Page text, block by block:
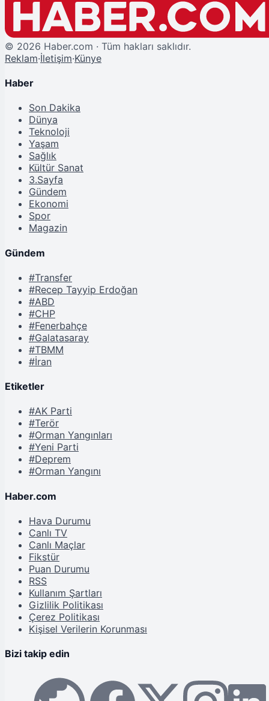
© 2026 Haber.com · Tüm hakları saklıdır.
Reklam·İletişim·Künye
Haber
Son Dakika
Dünya
Teknoloji
Yaşam
Sağlık
Kültür Sanat
3.Sayfa
Gündem
Ekonomi
Spor
Magazin
Gündem
#Transfer
#Recep Tayyip Erdoğan
#ABD
#CHP
#Fenerbahçe
#Galatasaray
#TBMM
#İran
Etiketler
#AK Parti
#Terör
#Orman Yangınları
#Yeni Parti
#Deprem
#Orman Yangını
Haber.com
Hava Durumu
Canlı TV
Canlı Maçlar
Fikstür
Puan Durumu
RSS
Kullanım Şartları
Gizlilik Politikası
Çerez Politikası
Kişisel Verilerin Korunması
Bizi takip edin